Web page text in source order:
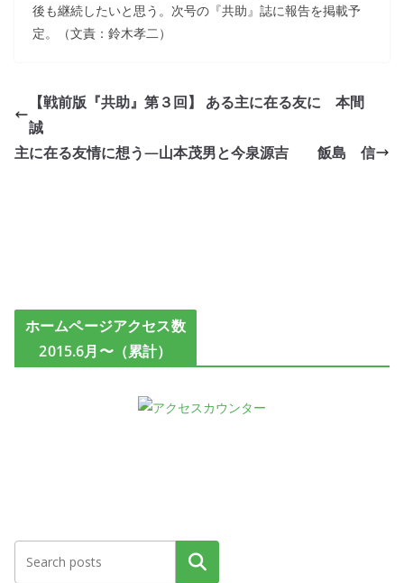
後も継続したいと思う。次号の『共助』誌に報告を掲載予
定。（文責：鈴木孝二）
【戦前版『共助』第３回】 ある主に在る友に 本間
誠
主に在る友情に想う―山本茂男と今泉源吉 飯島 信
ホームページアクセス数
2015.6月〜（累計）
検索